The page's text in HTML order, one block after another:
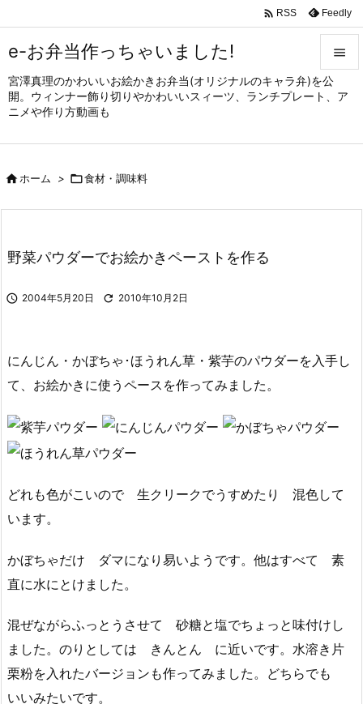
e-お弁当作っちゃいました!
宮澤真理のかわいいお絵かきお弁当(オリジナルのキャラ弁)を公
開。ウィンナー飾り切りやかわいいスィーツ、ランチプレート、ア
ニメや作り方動画も


メニュ
サイド

 RSS Feedly
ホーム > 食材・調味料
野菜パウダーでお絵かきペーストを作る
 2004年5月20日  2010年10月2日
にんじん・かぼちゃ･ほうれん草・紫芋のパウダーを入手し
て、お絵かきに使うペースを作ってみました。
どれも色がこいので 生クリークでうすめたり 混色して
います。
かぼちゃだけ ダマになり易いようです。他はすべて 素
直に水にとけました。
混ぜながらふっとうさせて 砂糖と塩でちょっと味付けし
ました。のりとしては きんとん に近いです。水溶き片
栗粉を入れたバージョンも作ってみました。どちらでも
いいみたいです。